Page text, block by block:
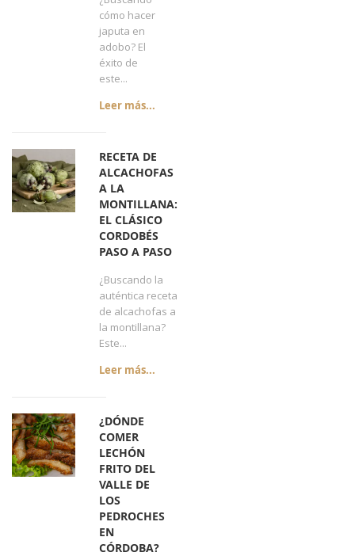
cómo hacer
japuta en
adobo? El
éxito de
este...
Leer más...
RECETA DE
ALCACHOFAS
A LA
MONTILLANA:
EL CLÁSICO
CORDOBÉS
PASO A PASO
¿Buscando la
auténtica receta
de alcachofas a
la montillana?
Este...
Leer más...
¿DÓNDE
COMER
LECHÓN
FRITO DEL
VALLE DE
LOS
PEDROCHES
EN
CÓRDOBA?